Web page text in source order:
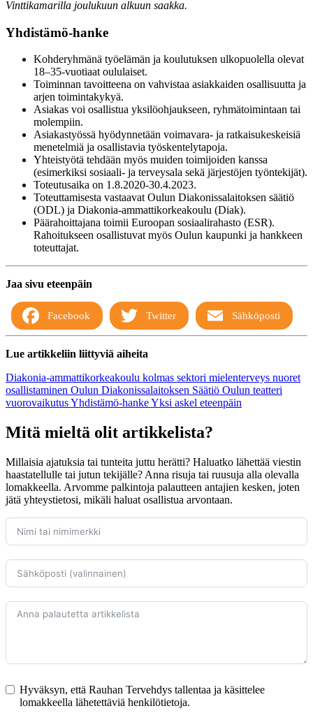
Vinttikamarilla joulukuun alkuun saakka.
Yhdistämö-hanke
Kohderyhmänä työelämän ja koulutuksen ulkopuolella olevat
18–35-vuotiaat oululaiset.
Toiminnan tavoitteena on vahvistaa asiakkaiden osallisuutta ja
arjen toimintakykyä.
Asiakas voi osallistua yksilöohjaukseen, ryhmätoimintaan tai
molempiin.
Asiakastyössä hyödynnetään voimavara- ja ratkaisukeskeisiä
menetelmiä ja osallistavia työskentelytapoja.
Yhteistyötä tehdään myös muiden toimijoiden kanssa
(esimerkiksi sosiaali- ja terveysala sekä järjestöjen työntekijät).
Toteutusaika on 1.8.2020-30.4.2023.
Toteuttamisesta vastaavat Oulun Diakonissalaitoksen säätiö
(ODL) ja Diakonia-ammattikorkeakoulu (Diak).
Päärahoittajana toimii Euroopan sosiaalirahasto (ESR).
Rahoitukseen osallistuvat myös Oulun kaupunki ja hankkeen
toteuttajat.
Jaa sivu eteenpäin
Facebook Twitter Sähköposti
Lue artikkeliin liittyviä aiheita
Diakonia-ammattikorkeakoulu kolmas sektori mielenterveys nuoret
osallistaminen Oulun Diakonissalaitoksen Säätiö Oulun teatteri
vuorovaikutusYhdistämö-hankeYksi askel eteenpäin
Mitä mieltä olit artikkelista?
Millaisia ajatuksia tai tunteita juttu herätti? Haluatko lähettää viestin
haastatellulle tai jutun tekijälle? Anna risuja tai ruusuja alla olevalla
lomakkeella. Arvomme palkintoja palautteen antajien kesken, joten
jätä yhteystietosi, mikäli haluat osallistua arvontaan.
Hyväksyn, että Rauhan Tervehdys tallentaa ja käsittelee
lomakkeella lähetettäviä henkilötietoja.